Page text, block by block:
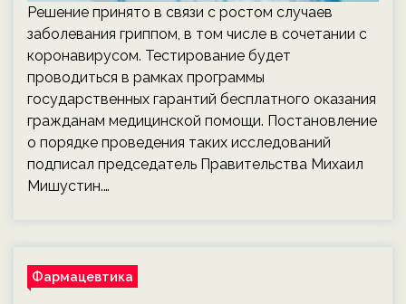
Решение принято в связи с ростом случаев
заболевания гриппом, в том числе в сочетании с
коронавирусом. Тестирование будет
проводиться в рамках программы
государственных гарантий бесплатного оказания
гражданам медицинской помощи. Постановление
о порядке проведения таких исследований
подписал председатель Правительства Михаил
Мишустин.…
Фармацевтика